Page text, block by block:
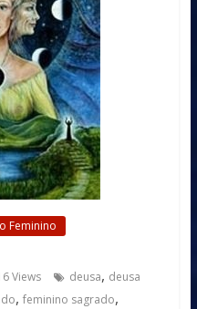
Feminino
Views deusa, deusa
, feminino sagrado,